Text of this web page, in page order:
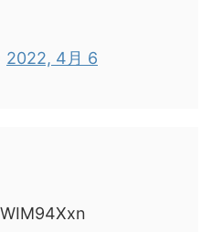
2022, 4月 6